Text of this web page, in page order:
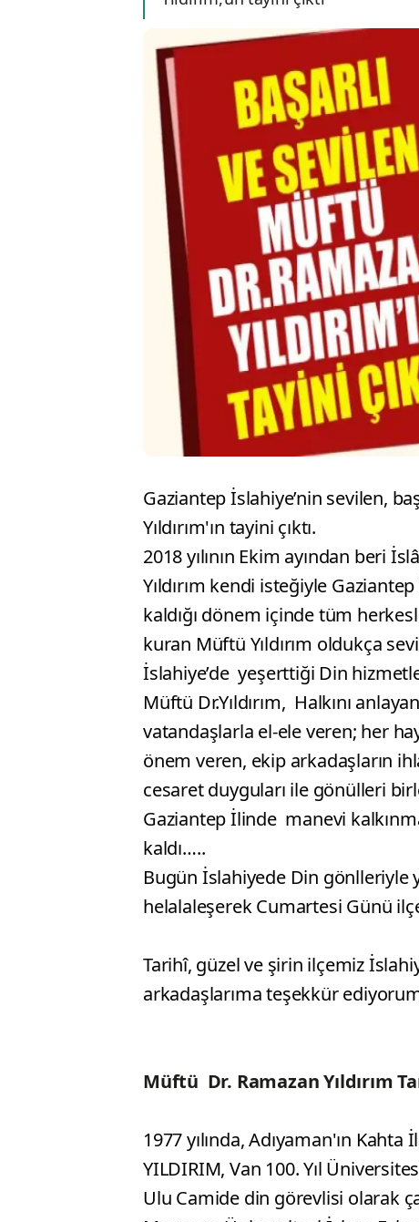
Gaziantep İslahiye’nin sevilen,
Yıldırım'ın tayini çıktı.
2018 yılının Ekim ayından beri
Yıldırım kendi isteğiyle
kaldığı dönem içinde tüm
kuran Müftü Yıldırım oldukça
İslahiye’de yeşerttiği Din
Müftü Dr.Yıldırım, Halkını
vatandaşlarla el-ele veren; her
önem veren, ekip arkadaşların
cesaret duyguları ile gönülleri
Gaziantep İlinde manevi
kaldı…..
Bugün İslahiyede Din gönlleriyle
helalaleşerek Cumartesi Günü
Tarihî, güzel ve şirin ilçemiz
arkadaşlarıma teşekkür
Müftü Dr. Ramazan Yıldırım
1977 yılında, Adıyaman'ın
YILDIRIM, Van 100. Yıl
Ulu Camide din görevlisi olarak